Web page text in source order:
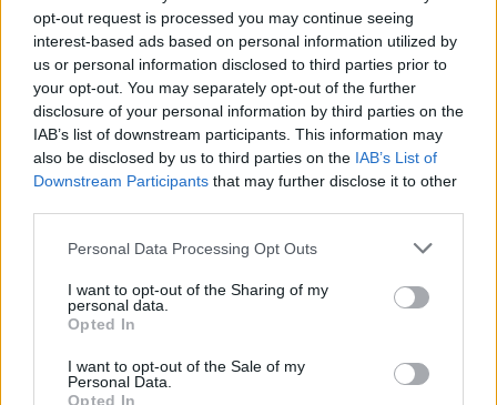
opt-out request is processed you may continue seeing
interest-based ads based on personal information utilized by
us or personal information disclosed to third parties prior to
your opt-out. You may separately opt-out of the further
disclosure of your personal information by third parties on the
IAB’s list of downstream participants. This information may
also be disclosed by us to third parties on the IAB’s List of
Downstream Participants that may further disclose it to other
Personal Data Processing Opt Outs
I want to opt-out of the Sharing of my
personal data.
Opted In
I want to opt-out of the Sale of my
Personal Data.
Opted In
Bilanci i zjarreve në vend:
23 vatra të raportuara, dy
vijojnë të monitorohen
Rusia goditet nga një
sulm i gjerë me dronë
ukrainas, përfshihet nga
flakët rafineria dhe
plagosen 5 persona
Je mysafir, kthehu në
Shqipëri”/ Gazetari grek
Adelina Ismaili rikthehet